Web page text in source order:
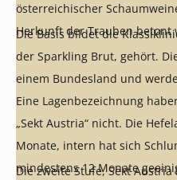
österreichischer
Herkunft der Trauben betont
Die Basis bildet die
der Sparkling Brut, gehört.
einem Bundesland und
Eine Lagenbezeichnung
„Sekt Austria“ nicht. Die
Monate, intern hat sich
mindestens 12 Monate
Die zweite Stufe, Sekt